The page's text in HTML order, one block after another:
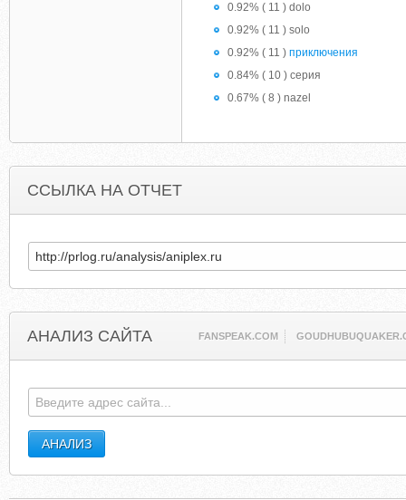
0.92% ( 11 ) dolo
0.92% ( 11 ) solo
0.92% ( 11 ) приключения
0.84% ( 10 ) серия
0.67% ( 8 ) nazel
ССЫЛКА НА ОТЧЕТ
АНАЛИЗ САЙТА FANSPEAK.COM